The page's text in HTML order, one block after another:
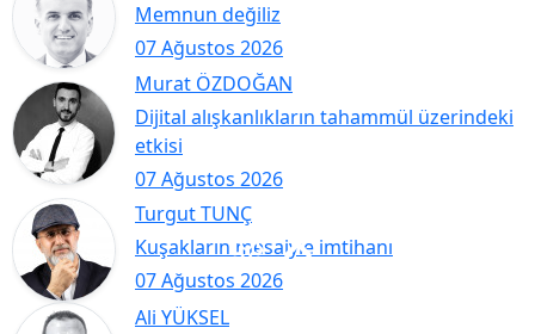
07 Ağustos 2026
Memnun değiliz
Murat ÖZDOĞAN
07 Ağustos 2026
Dijital alışkanlıkların tahammül üzerindeki
etkisi
Turgut TUNÇ
07 Ağustos 2026
Kuşakların mesaiyle imtihanı
Ali YÜKSEL